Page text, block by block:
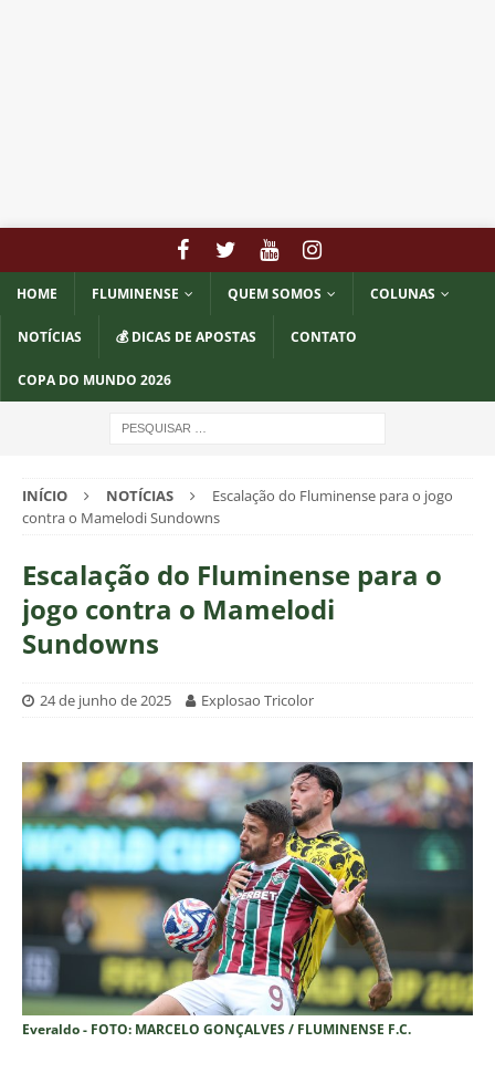
HOME FLUMINENSE QUEM SOMOS COLUNAS
NOTÍCIAS 💰 DICAS DE APOSTAS CONTATO
COPA DO MUNDO 2026
INÍCIO NOTÍCIAS
Escalação do Fluminense para o jogo
contra o Mamelodi Sundowns
Escalação do Fluminense para o
jogo contra o Mamelodi
Sundowns
24 de junho de 2025 Explosao Tricolor
Everaldo - FOTO: MARCELO GONÇALVES / FLUMINENSE F.C.